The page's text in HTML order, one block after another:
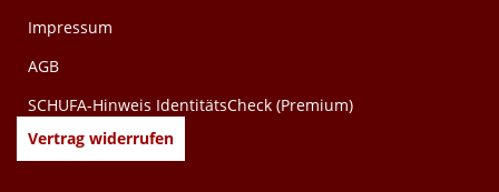
Impressum
AGB
SCHUFA-Hinweis IdentitätsCheck (Premium)
Vertrag widerrufen